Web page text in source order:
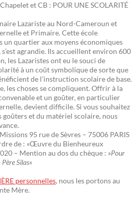
et CB : POUR UNE SCOLARITÉ
Lazariste au Nord-Cameroun et
et Primaire. Cette école
un quartier aux moyens économiques
agrandie. Ils accueillent environ 600
les Lazaristes ont eu le souci de
à un coût symbolique de sorte que
de l’instruction scolaire de base.
les choses se compliquent. Offrir à la
et un goûter, en particulier
devient difficile. Si vous souhaitez
goûters et du matériel scolaire, nous
95 rue de Sèvres – 75006 PARIS
de : «Œuvre du Bienheureux
– Mention au dos du chèque : »Pour
Silas«
personnelles, nous les portons au
Mère.